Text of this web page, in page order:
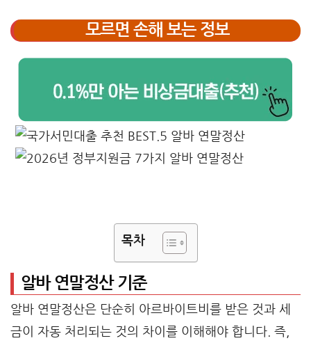
모르면 손해 보는 정보
목차
알바 연말정산 기준
알바 연말정산은 단순히 아르바이트비를 받은 것과 세
금이 자동 처리되는 것의 차이를 이해해야 합니다. 즉,